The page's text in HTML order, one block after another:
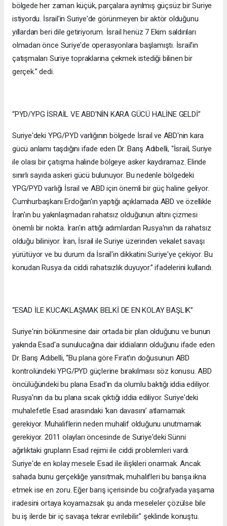
bölgede her zaman küçük, parçalara ayrılmış güçsüz bir Suriye
istiyordu. İsrail'in Suriye'de görünmeyen bir aktör olduğunu
yıllardan beri dile getiriyorum. İsrail henüz 7 Ekim saldırıları
olmadan önce Suriye'de operasyonlara başlamıştı. İsrail'in
çatışmaları Suriye topraklarına çekmek istediği bilinen bir
gerçek.” dedi.
“PYD/YPG İSRAİL VE ABD'NİN KARA GÜCÜ HALİNE GELDİ”
Suriye'deki YPG/PYD varlığının bölgede İsrail ve ABD'nin kara
gücü anlamı taşdığını ifade eden Dr. Barış Adıbelli, “İsrail, Suriye
ile olası bir çatışma halinde bölgeye asker kaydıramaz. Elinde
sınırlı sayıda askeri gücü bulunuyor. Bu nedenle bölgedeki
YPG/PYD varlığı İsrail ve ABD için önemli bir güç haline geliyor.
Cumhurbaşkanı Erdoğan'ın yaptığı açıklamada ABD ve özellikle
İran'ın bu yakınlaşmadan rahatsız olduğunun altını çizmesi
önemli bir nokta. İran'ın attığı adımlardan Rusya'nın da rahatsız
olduğu biliniyor. İran, İsrail ile Suriye üzerinden vekalet savaşı
yürütüyor ve bu durum da İsrail'in dikkatini Suriye'ye çekiyor. Bu
konudan Rusya da ciddi rahatsızlık duyuyor.” ifadelerini kullandı.
“ESAD İLE KUCAKLAŞMAK BELKİ DE EN KOLAY BAŞLIK”
Suriye'nin bölünmesine dair ortada bir plan olduğunu ve bunun
yakında Esad'a sunulucağına dair iddiaların olduğunu ifade eden
Dr. Barış Adıbelli, “Bu plana göre Fırat'ın doğusunun ABD
kontrolündeki YPG/PYD güçlerine bırakılması söz konusu. ABD
öncülüğündeki bu plana Esad'ın da olumlu baktığı iddia ediliyor.
Rusya'nın da bu plana sıcak çıktığı iddia ediliyor. Suriye'deki
muhalefetle Esad arasındaki ‘kan davasını’ atlamamak
gerekiyor. Muhaliflerin neden muhalif olduğunu unutmamak
gerekiyor. 2011 olayları öncesinde de Suriye'deki Sünni
ağırlıktaki grupların Esad rejimi ile ciddi problemleri vardı.
Suriye'de en kolay mesele Esad ile ilişkileri onarmak. Ancak
sahada bunu gerçekliğe yansıtmak, muhalifleri bu barışa ikna
etmek ise en zoru. Eğer barış içerisinde bu coğrafyada yaşama
iradesini ortaya koyamazsak şu anda meseleler çözülse bile
bu iş ilerde bir iç savaşa tekrar evrilebilir.” şeklinde konuştu.